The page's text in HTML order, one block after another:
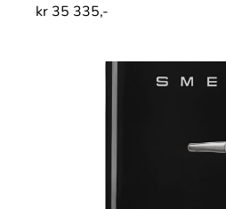
kr 35 335,-